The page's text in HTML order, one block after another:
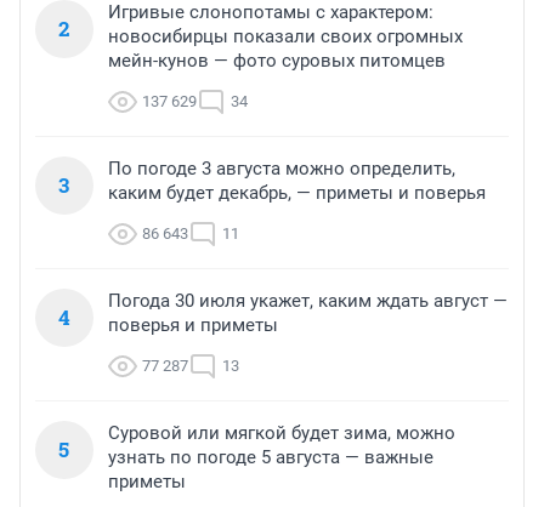
2
Игривые слонопотамы с характером:
новосибирцы показали своих огромных
мейн-кунов — фото суровых питомцев
137 629 34
3
По погоде 3 августа можно определить,
каким будет декабрь, — приметы и поверья
86 643 11
4
Погода 30 июля укажет, каким ждать август —
поверья и приметы
77 287 13
5
Суровой или мягкой будет зима, можно
узнать по погоде 5 августа — важные
приметы